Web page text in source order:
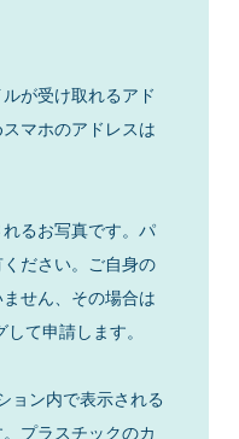
が受け取れるアド
マホのアドレスは
るお写真です。パ
ださい。ご自身の
せん、その場合は
て申請します。
ョン内で表示される
プラスチックのカ